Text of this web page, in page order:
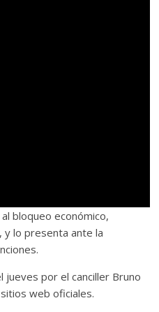
bloqueo económico,
y lo presenta ante la
jueves por el canciller Bruno
web oficiales.